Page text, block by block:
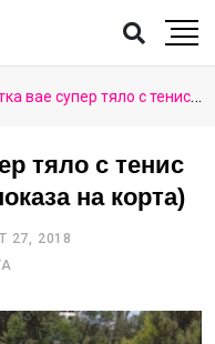
тяло с тенис (Вижте каква фигура показа на корта)
тяло с тенис
на корта)
27, 2018